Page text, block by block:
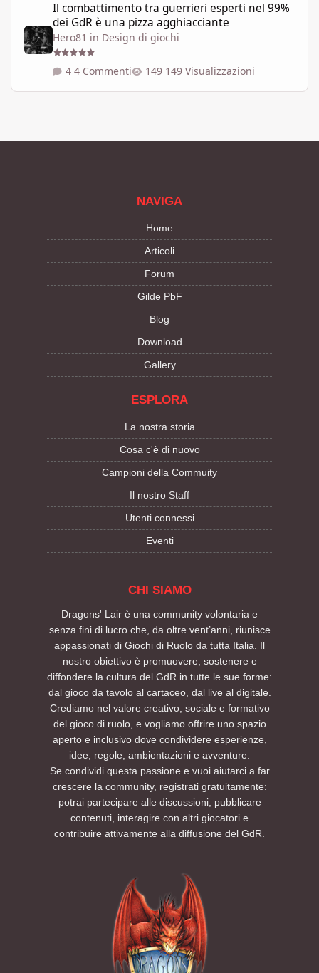
Il combattimento tra guerrieri esperti nel 99%
dei GdR è una pizza agghiacciante
Hero81 in Design di giochi
4 Commenti 149 Visualizzazioni
NAVIGA
Home
Articoli
Forum
Gilde PbF
Blog
Download
Gallery
ESPLORA
La nostra storia
Cosa c'è di nuovo
Campioni della Commuity
Il nostro Staff
Utenti connessi
Eventi
CHI SIAMO
Dragons' Lair è una community volontaria e
senza fini di lucro che, da oltre vent’anni, riunisce
appassionati di Giochi di Ruolo da tutta Italia. Il
nostro obiettivo è promuovere, sostenere e
diffondere la cultura del GdR in tutte le sue forme:
dal gioco da tavolo al cartaceo, dal live al digitale.
Crediamo nel valore creativo, sociale e formativo
del gioco di ruolo, e vogliamo offrire uno spazio
aperto e inclusivo dove condividere esperienze,
idee, regole, ambientazioni e avventure.
Se condividi questa passione e vuoi aiutarci a far
crescere la community, registrati gratuitamente:
potrai partecipare alle discussioni, pubblicare
contenuti, interagire con altri giocatori e
contribuire attivamente alla diffusione del GdR.